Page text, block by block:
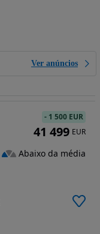
Ver anúncios
- 1 500 EUR
41 499 EUR
Abaixo da média